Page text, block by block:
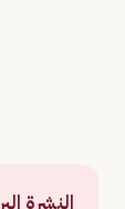
النشرة